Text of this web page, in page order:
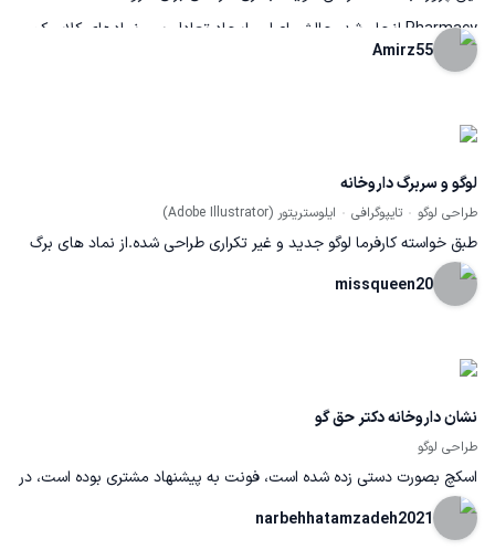
Pharmacy انجام شد. چالش اصلی، ایجاد تعادل بین نمادهای کلاسیک
پزشکی و طراحی مدرن، در کنار حفظ خوانایی و حس اعتماد بود. با انتخاب
نشان بصری منسجمی طراحی شد که هویت برند را به‌وضوح نمایش
می‌دهد و برای استفاده در فضاهای محیطی و دیجیتال کاربردی است.
Amirz55
لوگو و سربرگ داروخانه
طراحی لوگو تایپوگرافی ایلوستریتور (Adobe Illustrator)
طبق خواسته کارفرما لوگو جدید و غیر تکراری طراحی شده.از نماد های برگ
سبز قلب(نماد سلامتی) و دارو استفاده شده و از تایپوگرافیم بافرمت رسمی
missqueen20
نشان داروخانه دکتر حق گو
طراحی لوگو
اسکچ بصورت دستی زده شده است، فونت به پیشنهاد مشتری بوده است، در
فضای ایلاستریتور طراحی و انتخاب رنگ شده است
narbehhatamzadeh2021